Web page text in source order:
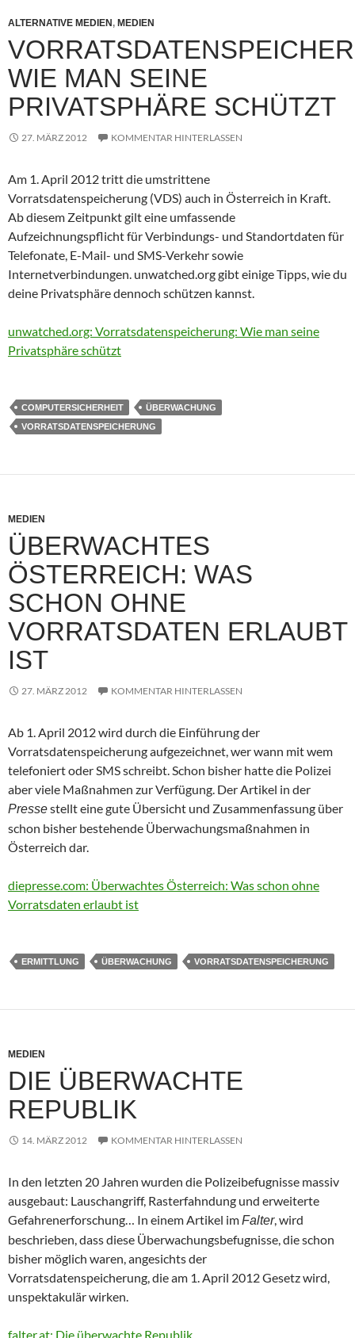
ALTERNATIVE MEDIEN , MEDIEN
WIE MAN SEINE
PRIVATSPHÄRE SCHÜTZT
27. MÄRZ 2012 KOMMENTAR HINTERLASSEN
Am 1. April 2012 tritt die umstrittene
Vorratsdatenspeicherung (VDS) auch in Österreich in Kraft.
Ab diesem Zeitpunkt gilt eine umfassende
Aufzeichnungspflicht für Verbindungs- und Standortdaten für
Telefonate, E-Mail- und SMS-Verkehr sowie
Internetverbindungen. unwatched.org gibt einige Tipps, wie du
deine Privatsphäre dennoch schützen kannst.
unwatched.org: Vorratsdatenspeicherung: Wie man seine
Privatsphäre schützt
COMPUTERSICHERHEIT
ÜBERWACHUNG
VORRATSDATENSPEICHERUNG
MEDIEN
ÜBERWACHTES
ÖSTERREICH: WAS
SCHON OHNE
VORRATSDATEN ERLAUBT
IST
27. MÄRZ 2012 KOMMENTAR HINTERLASSEN
Ab 1. April 2012 wird durch die Einführung der
Vorratsdatenspeicherung aufgezeichnet, wer wann mit wem
telefoniert oder SMS schreibt. Schon bisher hatte die Polizei
aber viele Maßnahmen zur Verfügung. Der Artikel in der
Pressestellt eine gute Übersicht und Zusammenfassung über
schon bisher bestehende Überwachungsmaßnahmen in
Österreich dar.
diepresse.com: Überwachtes Österreich: Was schon ohne
Vorratsdaten erlaubt ist
ERMITTLUNG ÜBERWACHUNG VORRATSDATENSPEICHERUNG
MEDIEN
DIE ÜBERWACHTE
REPUBLIK
14. MÄRZ 2012 KOMMENTAR HINTERLASSEN
In den letzten 20 Jahren wurden die Polizeibefugnisse massiv
ausgebaut: Lauschangriff, Rasterfahndung und erweiterte
Gefahrenerforschung… In einem Artikel imFalter, wird
beschrieben, dass diese Überwachungsbefugnisse, die schon
bisher möglich waren, angesichts der
Vorratsdatenspeicherung, die am 1. April 2012 Gesetz wird,
unspektakulär wirken.
falter.at: Die überwachte Republik